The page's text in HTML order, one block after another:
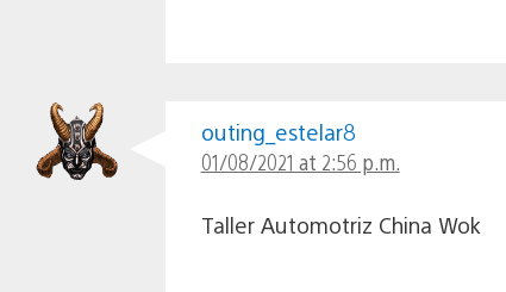
outing_estelar8
01/08/2021 at 2:56 p.m.
Taller Automotriz China Wok